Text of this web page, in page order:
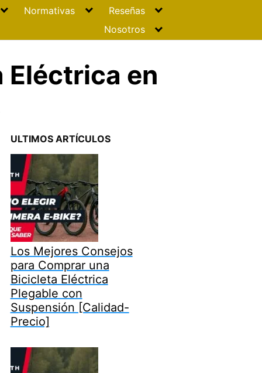
Normativas
Reseñas
Nosotros
Eléctrica en
ULTIMOS ARTÍCULOS
Los Mejores Consejos
para Comprar una
Bicicleta Eléctrica
Plegable con
Suspensión [Calidad-
Precio]